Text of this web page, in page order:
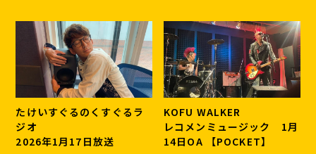
たけいすぐるのくすぐるラ
ジオ
2026年1月17日放送
KOFU WALKER
レコメンミュージック 1月
14日OA 【POCKET】